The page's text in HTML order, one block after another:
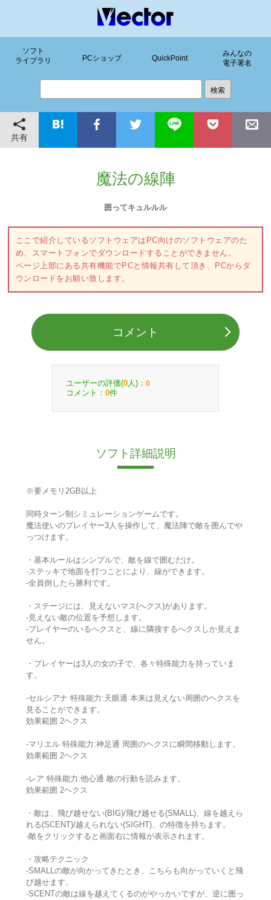
ソフト
ライブラリ
PCショップ QuickPoint
みんなの
電子署名
共有
魔法の線陣
囲ってキュルルル
ここで紹介しているソフトウェアはPC向けのソフトウェアのた
め、スマートフォンでダウンロードすることができません。
ページ上部にある共有機能でPCと情報共有して頂き、PCからダ
ウンロードをお願い致します。
コメント
ユーザーの評価(0 人)： 0
コメント： 0件
ソフト詳細説明
※要メモリ2GB以上
同時ターン制シミュレーションゲームです。
魔法使いのプレイヤー3人を操作して、魔法陣で敵を囲んでや
っつけます。
・基本ルールはシンプルで、敵を線で囲むだけ。
-ステッキで地面を打つことにより、線ができます。
-全員倒したら勝利です。
・ステージには、見えないマス(へクス)があります。
-見えない敵の位置を予想します。
-プレイヤーのいるへクスと、線に隣接するへクスしか見えま
せん。
・プレイヤーは3人の女の子で、各々特殊能力を持っていま
す。
-セルシアナ 特殊能力:天眼通 本来は見えない周囲のヘクスを
見ることができます。
効果範囲 2ヘクス
-マリエル 特殊能力:神足通 周囲のヘクスに瞬間移動します。
効果範囲 2ヘクス
-レア 特殊能力:他心通 敵の行動を読みます。
効果範囲 2ヘクス
・敵は、飛び越せない(BIG)/飛び越せる(SMALL)、線を越えら
れる(SCENT)/越えられない(SIGHT)、の特徴を持ちます。
-敵をクリックすると画面右に情報が表示されます。
・攻略テクニック
-SMALLの敵が向かってきたとき、こちらも向かっていくと飛
び越せます。
-SCENTの敵は線を越えてくるのがやっかいですが、逆に囲っ